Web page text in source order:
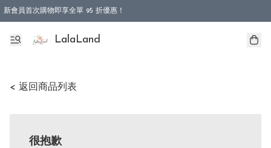
新會員首次購物即享全單 95 折優惠！
特選會員可享全單低至 9 折優惠！
LalaLand
< 返回商品列表
很抱歉